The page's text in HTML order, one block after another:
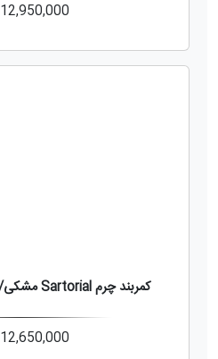
12,950,000
کمربند چرم Sartorial مشکی/قهوه ای Mont Blant
12,650,000